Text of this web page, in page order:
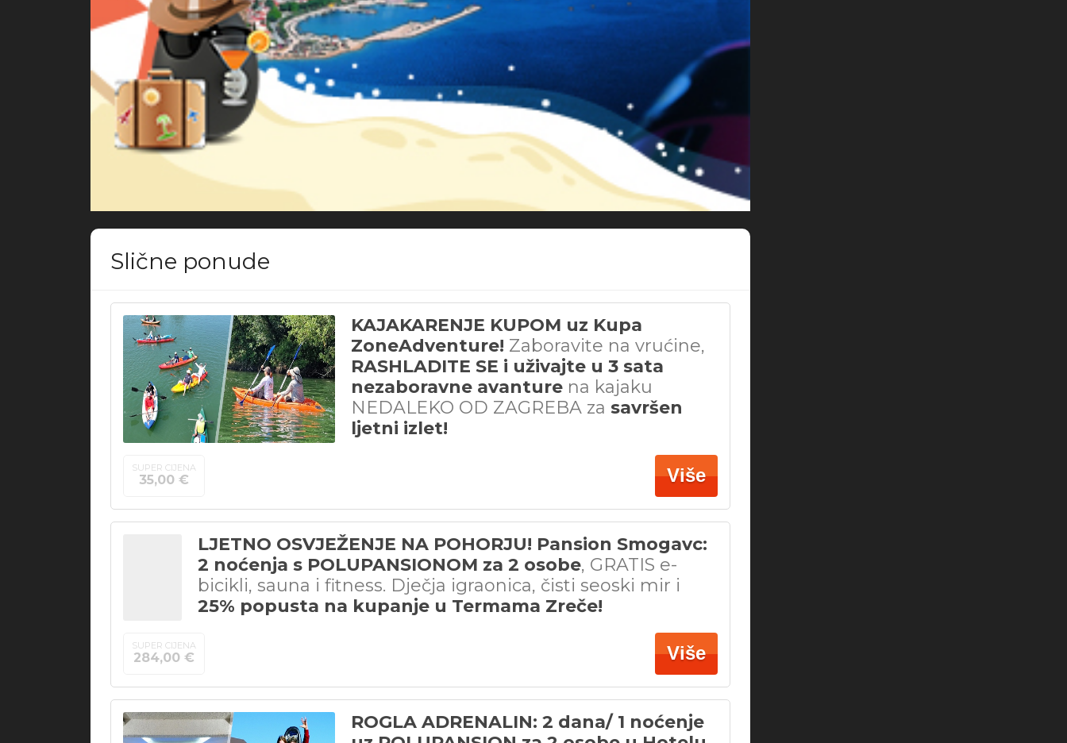
Slične ponude
KAJAKARENJE KUPOM uz Kupa
ZoneAdventure! Zaboravite na vrućine,
RASHLADITE SE i uživajte u 3 sata
nezaboravne avanture na kajaku
NEDALEKO OD ZAGREBA za savršen
ljetni izlet!
SUPER CIJENA
35,00 € Više
LJETNO OSVJEŽENJE NA POHORJU! Pansion Smogavc:
2 noćenja s POLUPANSIONOM za 2 osobe, GRATIS e-
bicikli, sauna i fitness. Dječja igraonica, čisti seoski mir i
25% popusta na kupanje u Termama Zreče!
SUPER CIJENA
284,00 € Više
ROGLA ADRENALIN: 2 dana/ 1 noćenje